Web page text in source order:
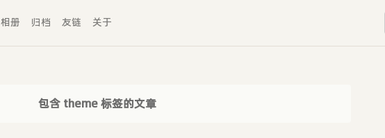
相册 归档 友链 关于
包含 theme 标签的文章